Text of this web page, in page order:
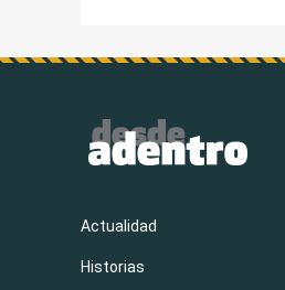
Actualidad
Historias